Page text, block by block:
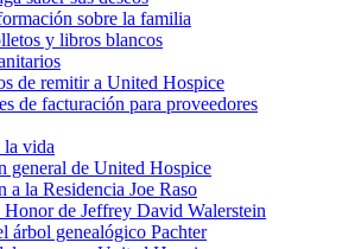
sobre la familia
y libros blancos
de remitir a United Hospice
de facturación para proveedores
vida
general de United Hospice
a la Residencia Joe Raso
Honor de Jeffrey David Walerstein
árbol genealógico Pachter